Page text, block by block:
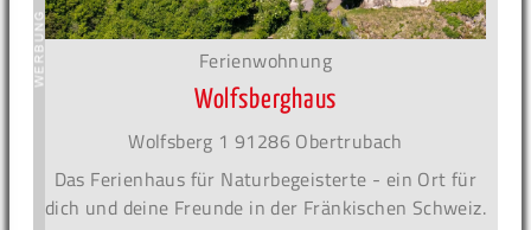
Ferienwohnung
Wolfsberghaus
Wolfsberg 1 91286 Obertrubach
Das Ferienhaus für Naturbegeisterte - ein Ort für
dich und deine Freunde in der Fränkischen Schweiz.